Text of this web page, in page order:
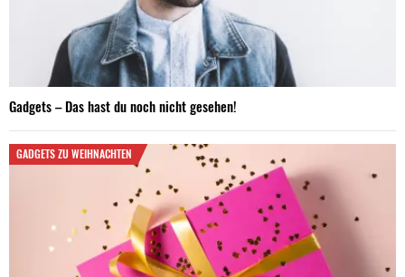
Gadgets – Das hast du noch nicht gesehen!
GADGETS ZU WEIHNACHTEN